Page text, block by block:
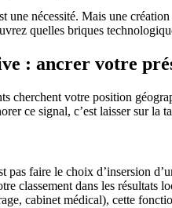
nécessité. Mais une
quelles briques
: ancrer votre
cherchent votre position
ce signal, c’est laisser sur la
pas faire le choix d’insersion
classement dans les
cabinet médical), cette